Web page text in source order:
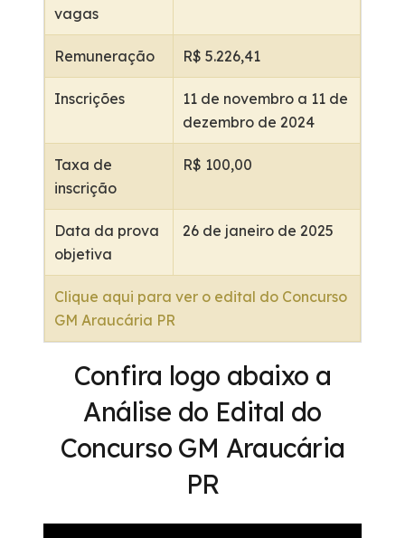
vagas
Remuneração R$ 5.226,41
Inscrições
11 de novembro a 11 de
dezembro de 2024
Taxa de
inscrição
R$ 100,00
Data da prova
objetiva
26 de janeiro de 2025
Clique aqui para ver o edital do Concurso
GM Araucária PR
Confira logo abaixo a
Análise do Edital do
Concurso GM Araucária
PR